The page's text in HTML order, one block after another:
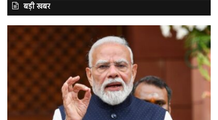
बड़ी खबर